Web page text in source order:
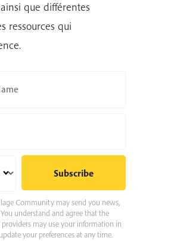
que différentes
ressources qui
Community may send you news,
understand and agree that the
may use your information in
your preferences at any time.